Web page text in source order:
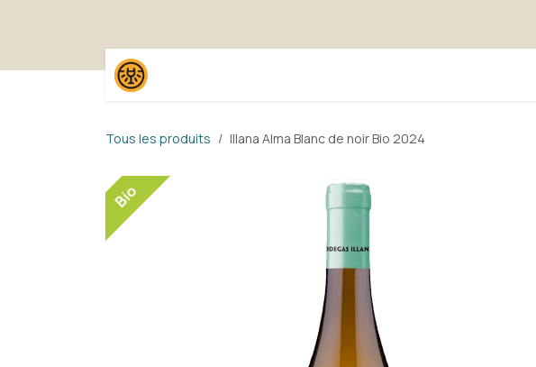
Tous les produits Illana Alma Blanc de noir Bio 2024
Bio